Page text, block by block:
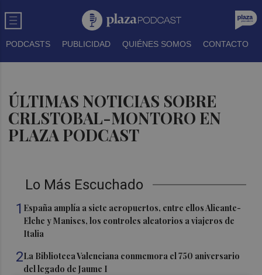
PODCASTS PUBLICIDAD QUIÉNES SOMOS CONTACTO
ÚLTIMAS NOTICIAS SOBRE
CRLSTOBAL-MONTORO EN
PLAZA PODCAST
Lo Más Escuchado
1 España amplía a siete aeropuertos, entre ellos Alicante-
Elche y Manises, los controles aleatorios a viajeros de
Italia
2La Biblioteca Valenciana conmemora el 750 aniversario
del legado de Jaume I